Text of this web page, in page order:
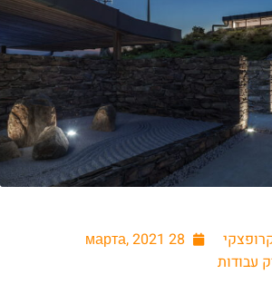
28 марта, 2021
עבודות